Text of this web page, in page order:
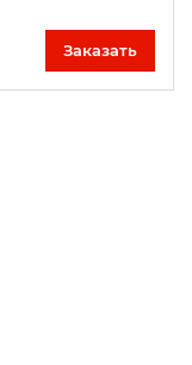
Заказать